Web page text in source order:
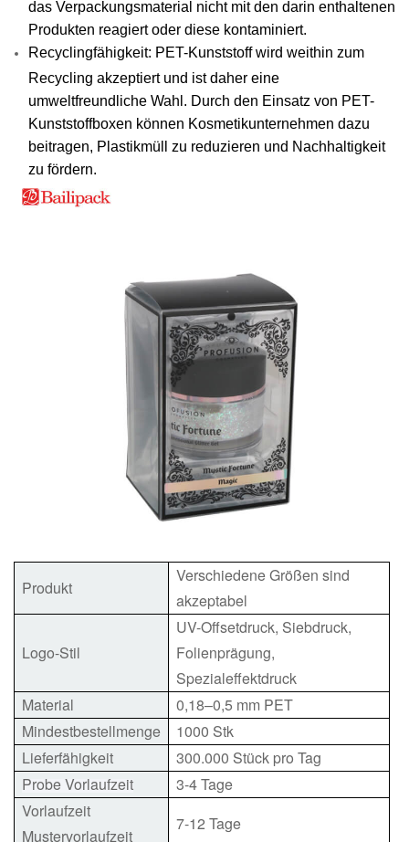
das Verpackungsmaterial nicht mit den darin enthaltenen
Produkten reagiert oder diese kontaminiert.
Recyclingfähigkeit: PET-Kunststoff wird weithin zum
Recycling akzeptiert und ist daher eine
umweltfreundliche Wahl. Durch den Einsatz von PET-
Kunststoffboxen können Kosmetikunternehmen dazu
beitragen, Plastikmüll zu reduzieren und Nachhaltigkeit
zu fördern.
Produkt
Verschiedene Größen sind
akzeptabel
Logo-Stil
UV-Offsetdruck, Siebdruck,
Folienprägung,
Spezialeffektdruck
Material
0,18–0,5 mm PET
Mindestbestellmenge
1000 Stk
Lieferfähigkeit
300.000 Stück pro Tag
Probe Vorlaufzeit
3-4 Tage
Vorlaufzeit
Mustervorlaufzeit
7-12 Tage